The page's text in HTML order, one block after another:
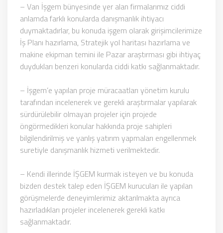
– Van İşgem bünyesinde yer alan firmalarımız ciddi
anlamda farklı konularda danışmanlık ihtiyacı
duymaktadırlar, bu konuda işgem olarak girişimcilerimize
İş Planı hazırlama, Stratejik yol haritası hazırlama ve
makine ekipman temini ile Pazar araştırması gibi ihtiyaç
duydukları benzeri konularda ciddi katkı sağlanmaktadır.
– İşgem’e yapılan proje müracaatları yönetim kurulu
tarafından incelenerek ve gerekli araştırmalar yapılarak
sürdürülebilir olmayan projeler için projede
öngörmedikleri konular hakkında proje sahipleri
bilgilendirilmiş ve yanlış yatırım yapmaları engellenmek
suretiyle danışmanlık hizmeti verilmektedir.
– Kendi illerinde İŞGEM kurmak isteyen ve bu konuda
bizden destek talep eden İŞGEM kurucuları ile yapılan
görüşmelerde deneyimlerimiz aktarılmakta ayrıca
hazırladıkları projeler incelenerek gerekli katkı
sağlanmaktadır.